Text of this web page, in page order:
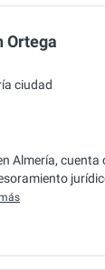
Ortega
ciudad
Almería,